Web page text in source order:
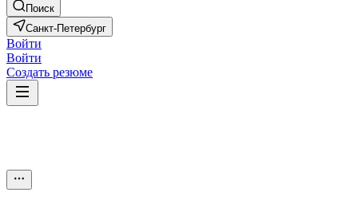
Поиск
Санкт-Петербург
Войти
Войти
Создать резюме